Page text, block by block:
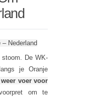
stoom. De WK-
je Oranje
voer voor
om te